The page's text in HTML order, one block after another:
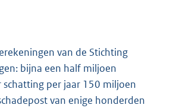
van de Stichting
bijna een half miljoen
per jaar 150 miljoen
van enige honderden